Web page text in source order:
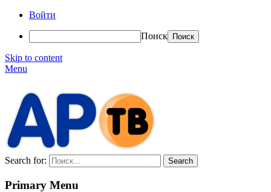
Войти
Поиск
Skip to content
Menu
Search for:
Primary Menu